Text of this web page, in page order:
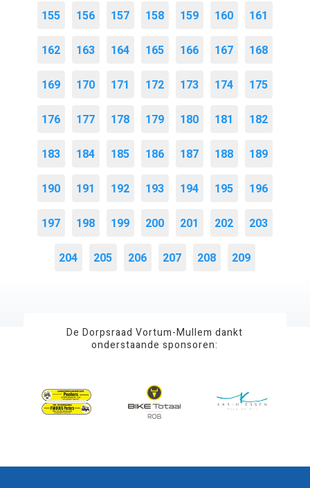
155 156 157 158 159 160 161
162 163 164 165 166 167 168
169 170 171 172 173 174 175
176 177 178 179 180 181 182
183 184 185 186 187 188 189
190 191 192 193 194 195 196
197 198 199 200 201 202 203
204 205 206 207 208 209
De Dorpsraad Vortum-Mullem dankt
onderstaande sponsoren: